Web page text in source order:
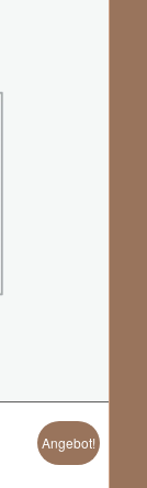
Angebot!